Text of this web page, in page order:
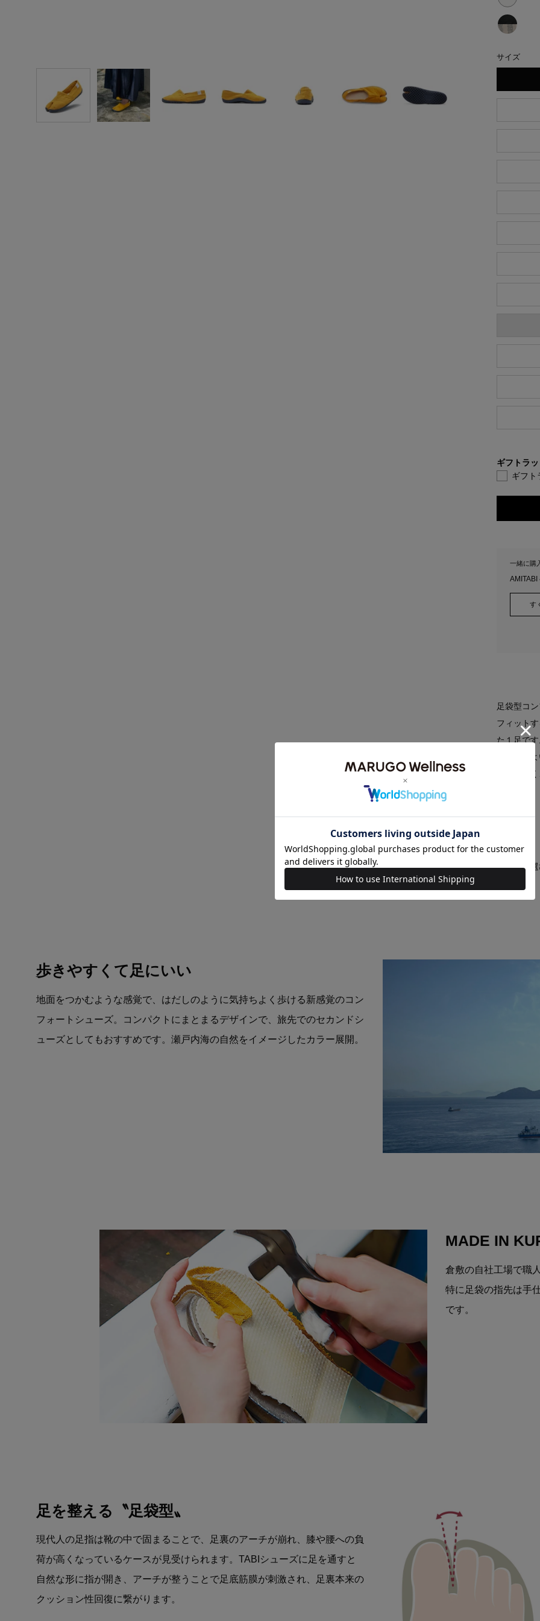
烏
城
ら）
う
ろ
雲
り
お
び
ら）
び
ら）
サイズ
ギフトラ
ギフト
一緒に購
す
足袋型コ
フィット
た１足で
あたりの
歩きやす
サイズの
歩きやすくて足にいい
地面をつかむような感覚で、はだしのように気持ちよく歩ける新感覚のコン
フォートシューズ。コンパクトにまとまるデザインで、旅先でのセカンドシ
ューズとしてもおすすめです。瀬戸内海の自然をイメージしたカラー展開。
MADE IN
倉敷の自社工場で職
特に足袋の指先は手
です。
足を整える〝足袋型〟
現代人の足指は靴の中で固まることで、足裏のアーチが崩れ、膝や腰への負
荷が高くなっているケースが見受けられます。TABIシューズに足を通すと
自然な形に指が開き、アーチが整うことで足底筋膜が刺激され、足裏本来の
クッション性回復に繋がります。